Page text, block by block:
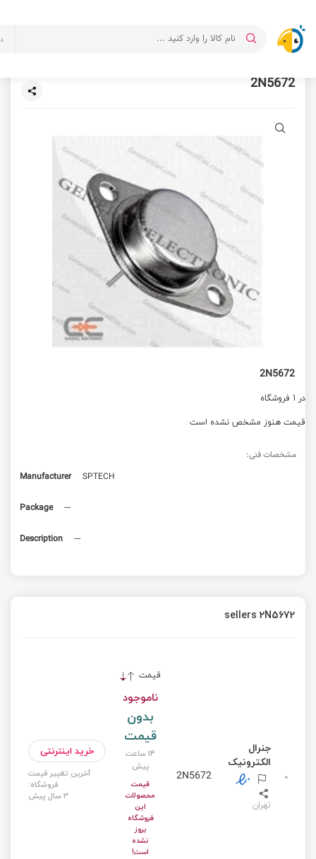
2N5672
2N5672
در 1 فروشگاه
قیمت هنوز مشخص نشده است
مشخصات فنی:
Manufacturer
SPTECH
Package ---
Description ---
sellers 2N5672
قیمت
جنرال
الکترونیک
تهران
2N5672
ناموجود
بدون
قیمت
14 ساعت
پیش
قیمت
محصولات
این
فروشگاه
بروز
نشده
است!
خرید اینترنتی
آخرین تغییر قیمت
فروشگاه:
3 سال پیش